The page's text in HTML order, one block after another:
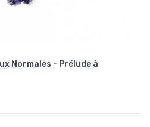
Normales - Prélude à